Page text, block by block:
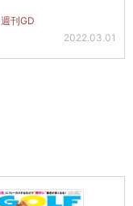
週刊GD
2022.03.01